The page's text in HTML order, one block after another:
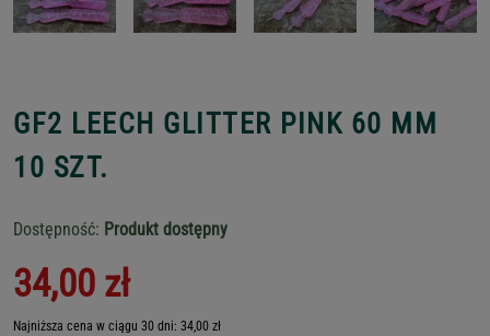
GF2 LEECH GLITTER PINK 60 MM
10 SZT.
Dostępność: Produkt dostępny
34,00 zł
Najniższa cena w ciągu 30 dni: 34,00 zł